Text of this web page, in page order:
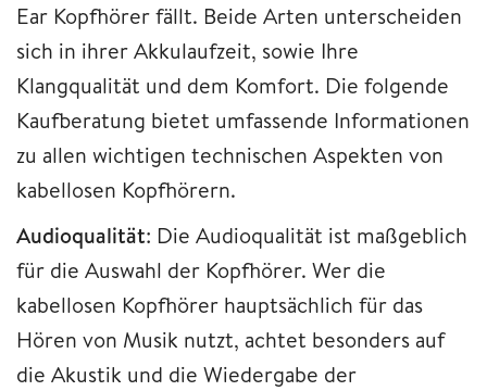
Ear Kopfhörer fällt. Beide Arten unterscheiden
sich in ihrer Akkulaufzeit, sowie Ihre
Klangqualität und dem Komfort. Die folgende
Kaufberatung bietet umfassende Informationen
zu allen wichtigen technischen Aspekten von
kabellosen Kopfhörern.
Audioqualität: Die Audioqualität ist maßgeblich
für die Auswahl der Kopfhörer. Wer die
kabellosen Kopfhörer hauptsächlich für das
Hören von Musik nutzt, achtet besonders auf
die Akustik und die Wiedergabe der